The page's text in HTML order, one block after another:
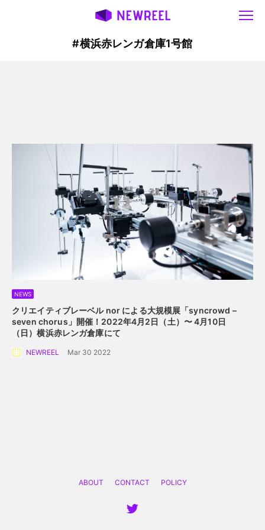
#横浜赤レンガ倉庫1号館
NEWS
クリエイティブレーベル nor による大規模展 「syncrowd –
seven chorus」開催！ 2022年4月2日（土）〜 4月10日
（日）横浜赤レンガ倉庫にて
NEWREEL Mar 30 2022
ABOUT CONTACT POLICY